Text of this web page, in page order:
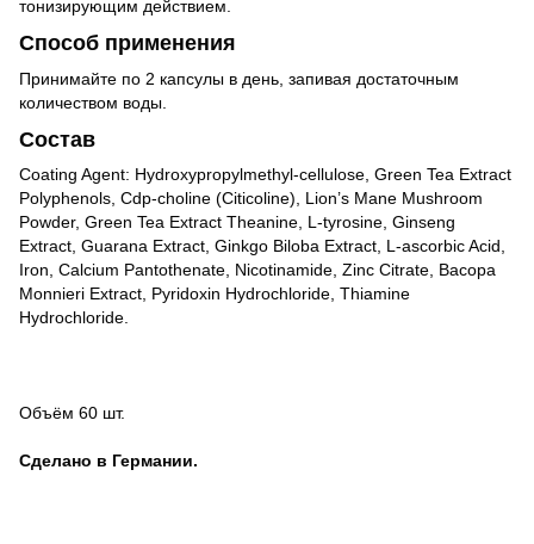
тонизирующим действием.
Способ применения
Принимайте по 2 капсулы в день, запивая достаточным
количеством воды.
Состав
Coating Agent: Hydroxypropylmethyl-cellulose, Green Tea Extract
Polyphenols, Cdp-choline (Citicoline), Lion’s Mane Mushroom
Powder, Green Tea Extract Theanine, L-tyrosine, Ginseng
Extract, Guarana Extract, Ginkgo Biloba Extract, L-ascorbic Acid,
Iron, Calcium Pantothenate, Nicotinamide, Zinc Citrate, Bacopa
Monnieri Extract, Pyridoxin Hydrochloride, Thiamine
Hydrochloride.
Объём 60 шт.
Сделано в Германии.